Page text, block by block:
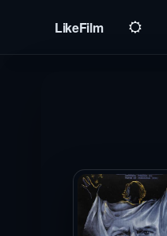
LikeFilm